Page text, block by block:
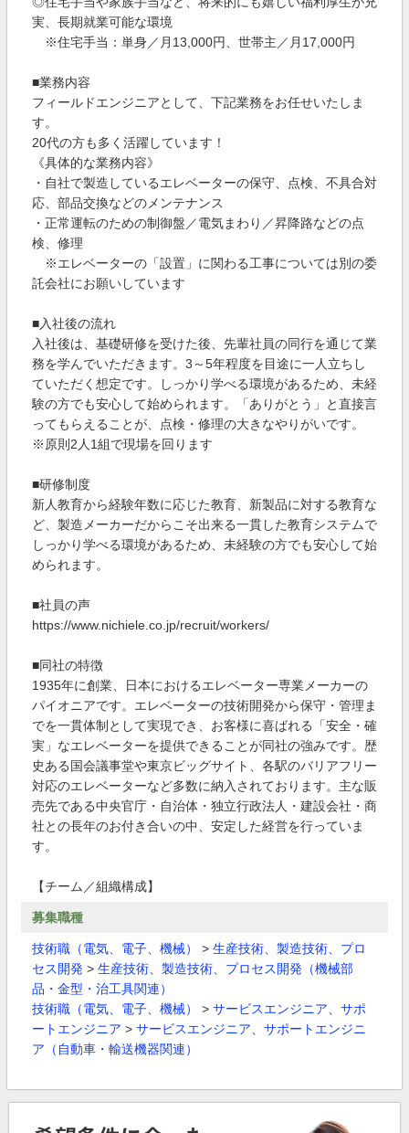
実、長期就業可能な環境
※住宅手当：単身／月13,000円、世帯主／月17,000円
■業務内容
フィールドエンジニアとして、下記業務をお任せいたしま
す。
20代の方も多く活躍しています！
《具体的な業務内容》
・自社で製造しているエレベーターの保守、点検、不具合対
応、部品交換などのメンテナンス
・正常運転のための制御盤／電気まわり／昇降路などの点
検、修理
※エレベーターの「設置」に関わる工事については別の委
託会社にお願いしています
■入社後の流れ
入社後は、基礎研修を受けた後、先輩社員の同行を通じて業
務を学んでいただきます。3～5年程度を目途に一人立ちし
ていただく想定です。しっかり学べる環境があるため、未経
験の方でも安心して始められます。「ありがとう」と直接言
ってもらえることが、点検・修理の大きなやりがいです。
※原則2人1組で現場を回ります
■研修制度
新人教育から経験年数に応じた教育、新製品に対する教育な
ど、製造メーカーだからこそ出来る一貫した教育システムで
しっかり学べる環境があるため、未経験の方でも安心して始
められます。
■社員の声
https://www.nichiele.co.jp/recruit/workers/
■同社の特徴
1935年に創業、日本におけるエレベーター専業メーカーの
パイオニアです。エレベーターの技術開発から保守・管理ま
でを一貫体制として実現でき、お客様に喜ばれる「安全・確
実」なエレベーターを提供できることが同社の強みです。歴
史ある国会議事堂や東京ビッグサイト、各駅のバリアフリー
対応のエレベーターなど多数に納入されております。主な販
売先である中央官庁・自治体・独立行政法人・建設会社・商
社との長年のお付き合いの中、安定した経営を行っていま
す。
【チーム／組織構成】
募集職種
技術職（電気、電子、機械） > 生産技術、製造技術、プロ
セス開発 > 生産技術、製造技術、プロセス開発（機械部
品・金型・治工具関連）
技術職（電気、電子、機械）
> サービスエンジニア、サポ
ートエンジニア > サービスエンジニア、サポートエンジニ
ア（自動車・輸送機器関連）